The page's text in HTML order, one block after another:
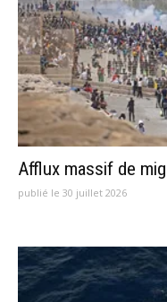
Afflux massif de
publié le 30 juillet 2026